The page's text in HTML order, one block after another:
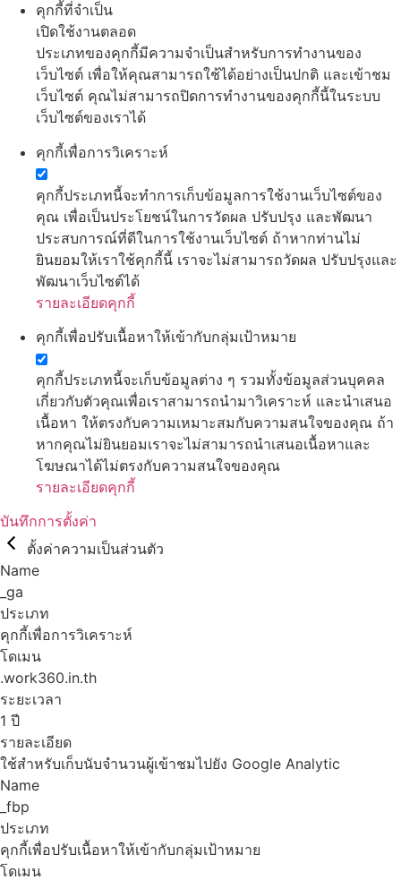
คุกกี้ที่จำเป็น
เปิดใช้งานตลอด
ประเภทของคุกกี้มีความจำเป็นสำหรับการทำงานของ
เว็บไซต์ เพื่อให้คุณสามารถใช้ได้อย่างเป็นปกติ และเข้าชม
เว็บไซต์ คุณไม่สามารถปิดการทำงานของคุกกี้นี้ในระบบ
เว็บไซต์ของเราได้
คุกกี้เพื่อการวิเคราะห์
คุกกี้ประเภทนี้จะทำการเก็บข้อมูลการใช้งานเว็บไซต์ของ
คุณ เพื่อเป็นประโยชน์ในการวัดผล ปรับปรุง และพัฒนา
ประสบการณ์ที่ดีในการใช้งานเว็บไซต์ ถ้าหากท่านไม่
ยินยอมให้เราใช้คุกกี้นี้ เราจะไม่สามารถวัดผล ปรับปรุงและ
พัฒนาเว็บไซต์ได้
รายละเอียดคุกกี้
คุกกี้เพื่อปรับเนื้อหาให้เข้ากับกลุ่มเป้าหมาย
คุกกี้ประเภทนี้จะเก็บข้อมูลต่าง ๆ รวมทั้งข้อมูลส่วนบุคคล
เกี่ยวกับตัวคุณเพื่อเราสามารถนำมาวิเคราะห์ และนำเสนอ
เนื้อหา ให้ตรงกับความเหมาะสมกับความสนใจของคุณ ถ้า
หากคุณไม่ยินยอมเราจะไม่สามารถนำเสนอเนื้อหาและ
โฆษณาได้ไม่ตรงกับความสนใจของคุณ
รายละเอียดคุกกี้
บันทึกการตั้งค่า
ตั้งค่าความเป็นส่วนตัว
Name
_ga
ประเภท
คุกกี้เพื่อการวิเคราะห์
โดเมน
.work360.in.th
ระยะเวลา
1 ปี
รายละเอียด
ใช้สำหรับเก็บนับจำนวนผู้เข้าชมไปยัง Google Analytic
Name
_fbp
ประเภท
คุกกี้เพื่อปรับเนื้อหาให้เข้ากับกลุ่มเป้าหมาย
โดเมน